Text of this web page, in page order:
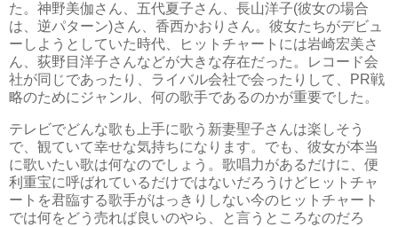
た。神野美伽さん、五代夏子さん、長山洋子(彼女の場合
は、逆パターン)さん、香西かおりさん。彼女たちがデビュ
ーしようとしていた時代、ヒットチャートには岩崎宏美さ
ん、荻野目洋子さんなどが大きな存在だった。レコード会
社が同じであったり、ライバル会社で会ったりして、PR戦
略のためにジャンル、何の歌手であるのかが重要でした。
テレビでどんな歌も上手に歌う新妻聖子さんは楽しそう
で、観ていて幸せな気持ちになります。でも、彼女が本当
に歌いたい歌は何なのでしょう。歌唱力があるだけに、便
利重宝に呼ばれているだけではないだろうけどヒットチャ
ートを君臨する歌手がはっきりしない今のヒットチャート
では何をどう売れば良いのやら、と言うところなのだろ